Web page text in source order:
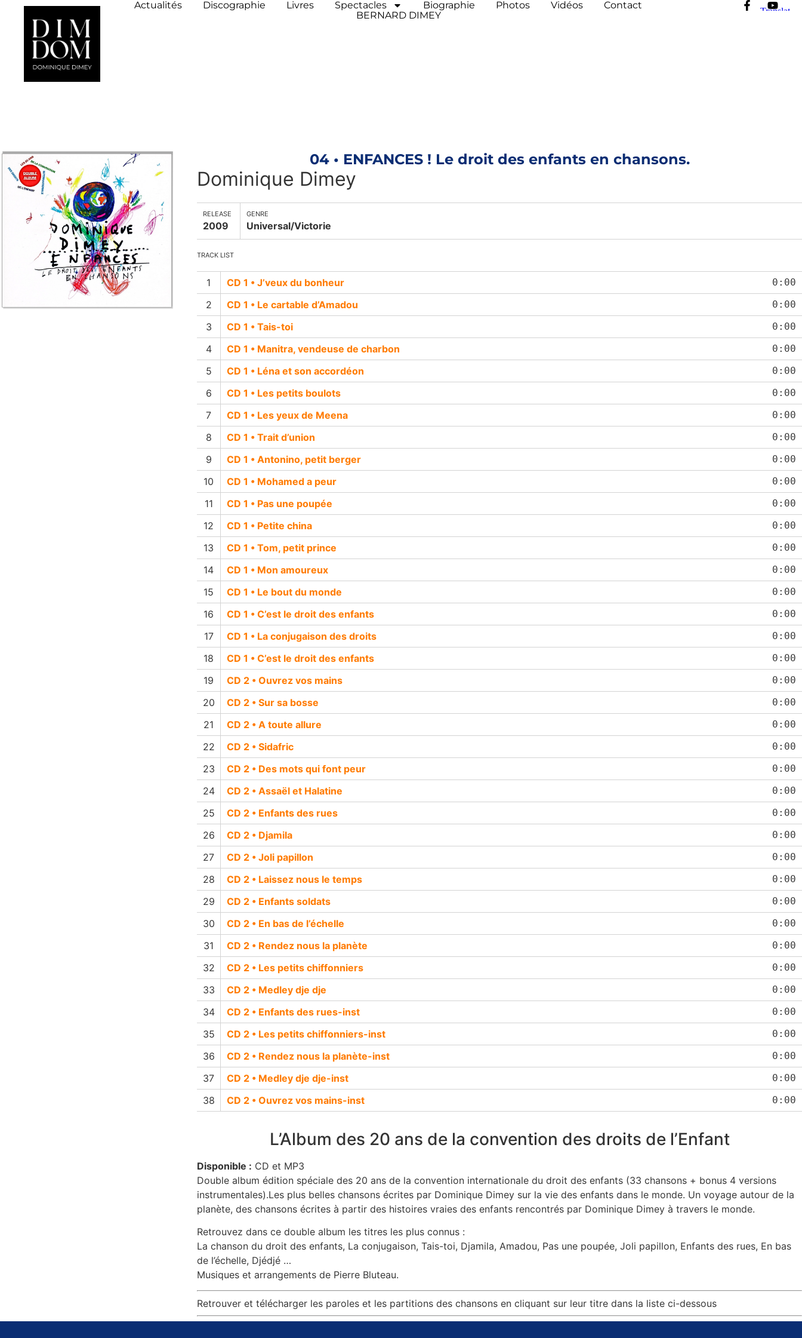
Actualités Discographie Livres Spectacles Biographie Photos Vidéos
Contact
BERNARD DIMEY
04 • ENFANCES ! Le droit des enfants en chansons.
Dominique Dimey
RELEASE
2009
GENRE
Universal/Victorie
TRACK LIST
CD 1 • J’veux du bonheur 0:00
CD 1 • Le cartable d’Amadou 0:00
CD 1 • Tais-toi 0:00
CD 1 • Manitra, vendeuse de charbon 0:00
CD 1 • Léna et son accordéon 0:00
CD 1 • Les petits boulots 0:00
CD 1 • Les yeux de Meena 0:00
CD 1 • Trait d’union 0:00
CD 1 • Antonino, petit berger 0:00
CD 1 • Mohamed a peur 0:00
CD 1 • Pas une poupée 0:00
CD 1 • Petite china 0:00
CD 1 • Tom, petit prince 0:00
CD 1 • Mon amoureux 0:00
CD 1 • Le bout du monde 0:00
CD 1 • C’est le droit des enfants 0:00
CD 1 • La conjugaison des droits 0:00
CD 1 • C’est le droit des enfants 0:00
CD 2 • Ouvrez vos mains 0:00
CD 2 • Sur sa bosse 0:00
CD 2 • A toute allure 0:00
CD 2 • Sidafric 0:00
CD 2 • Des mots qui font peur 0:00
CD 2 • Assaël et Halatine 0:00
CD 2 • Enfants des rues 0:00
CD 2 • Djamila 0:00
CD 2 • Joli papillon 0:00
CD 2 • Laissez nous le temps 0:00
CD 2 • Enfants soldats 0:00
CD 2 • En bas de l’échelle 0:00
CD 2 • Rendez nous la planète 0:00
CD 2 • Les petits chiffonniers 0:00
CD 2 • Medley dje dje 0:00
CD 2 • Enfants des rues-inst 0:00
CD 2 • Les petits chiffonniers-inst 0:00
CD 2 • Rendez nous la planète-inst 0:00
CD 2 • Medley dje dje-inst 0:00
CD 2 • Ouvrez vos mains-inst 0:00
L’Album des 20 ans de la convention des droits de l’Enfant
Disponible : CD et MP3
Double album édition spéciale des 20 ans de la convention internationale du droit des enfants (33 chansons + bonus 4 versions
instrumentales).Les plus belles chansons écrites par Dominique Dimey sur la vie des enfants dans le monde. Un voyage autour de la
planète, des chansons écrites à partir des histoires vraies des enfants rencontrés par Dominique Dimey à travers le monde.
Retrouvez dans ce double album les titres les plus connus :
La chanson du droit des enfants, La conjugaison, Tais-toi, Djamila, Amadou, Pas une poupée, Joli papillon, Enfants des rues, En bas
de l’échelle, Djédjé …
Musiques et arrangements de Pierre Bluteau.
Retrouver et télécharger les paroles et les partitions des chansons en cliquant sur leur titre dans la liste ci-dessous